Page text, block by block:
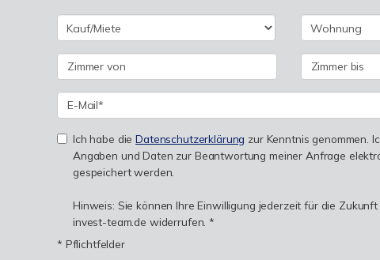
Ich habe dieDatenschutzerklärung zur Kenntnis genommen.
Angaben und Daten zur Beantwortung meiner Anfrage
gespeichert werden.
Hinweis: Sie können Ihre Einwilligung jederzeit für die
invest-team.de widerrufen. *
* Pflichtfelder